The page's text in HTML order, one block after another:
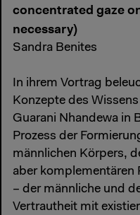
concentrated gaze
necessary)
Sandra Benites
In ihrem Vortrag
Konzepte des
Guarani Nhandewa in
Prozess der
männlichen Körpers,
aber komplementären
– der männliche und
Vertrautheit mit